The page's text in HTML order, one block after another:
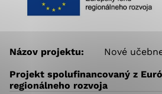
Názov projektu:
Nové
Projekt spolufinancovaný z
regionálneho rozvoja
stránke a prístup k zabezpečeným
Analytické cookies pomáhajú